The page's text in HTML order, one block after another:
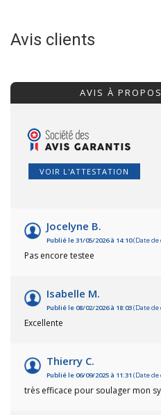
Avis clients
AVIS À
VOIR L'ATTESTATION
Jocelyne B.
Publié le 31/05/2026 à 14:10(Date de
Pas encore testee
Isabelle M.
Publié le 08/02/2026 à 18:03(Date de
Excellente
Thierry C.
Publié le 06/09/2025 à 11:31 (Date de
très efficace pour soulager mon